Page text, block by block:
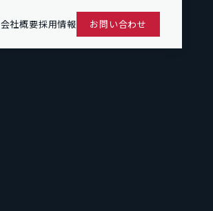
会社概要採用情報 お問い合わせ